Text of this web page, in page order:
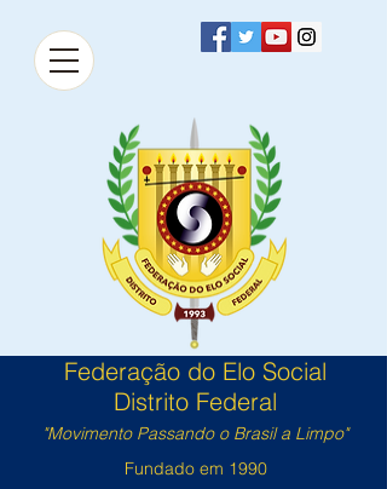
Federação do Elo Social
Distrito Federal
"Movimento Passando o Brasil a Limpo"
Fundado em 1990